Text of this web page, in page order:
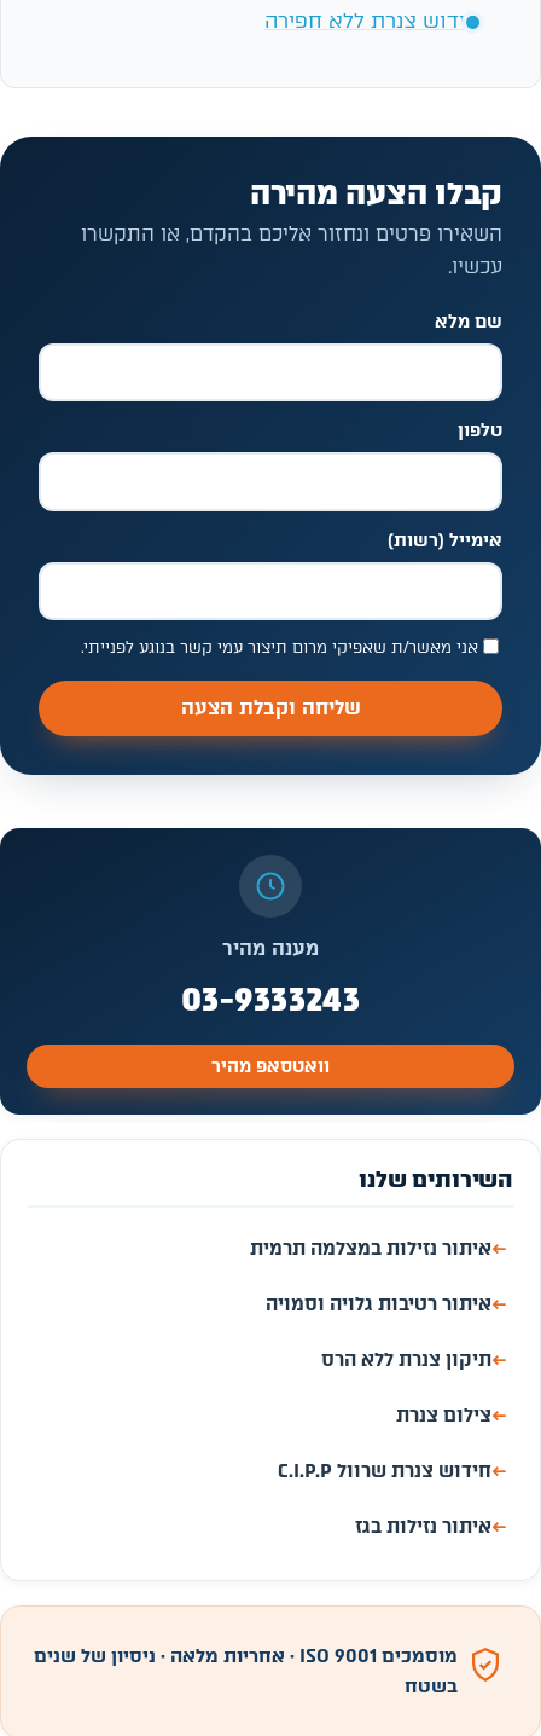
חידוש צנרת ללא חפירה
קבלו הצעה מהירה
השאירו פרטים ונחזור אליכם בהקדם, או התקשרו
עכשיו.
שם מלא
טלפון
אימייל (רשות)
אני מאשר/ת שאפיקי מרום תיצור עמי קשר בנוגע לפנייתי.
שליחה וקבלת הצעה
מענה מהיר
03-9333243
וואטסאפ מהיר
השירותים שלנו
←איתור נזילות במצלמה תרמית
←איתור רטיבות גלויה וסמויה
←תיקון צנרת ללא הרס
←צילום צנרת
←חידוש צנרת שרוול C.I.P.P
←איתור נזילות בגז
מוסמכים ISO 9001 · אחריות מלאה · ניסיון של שנים
בשטח